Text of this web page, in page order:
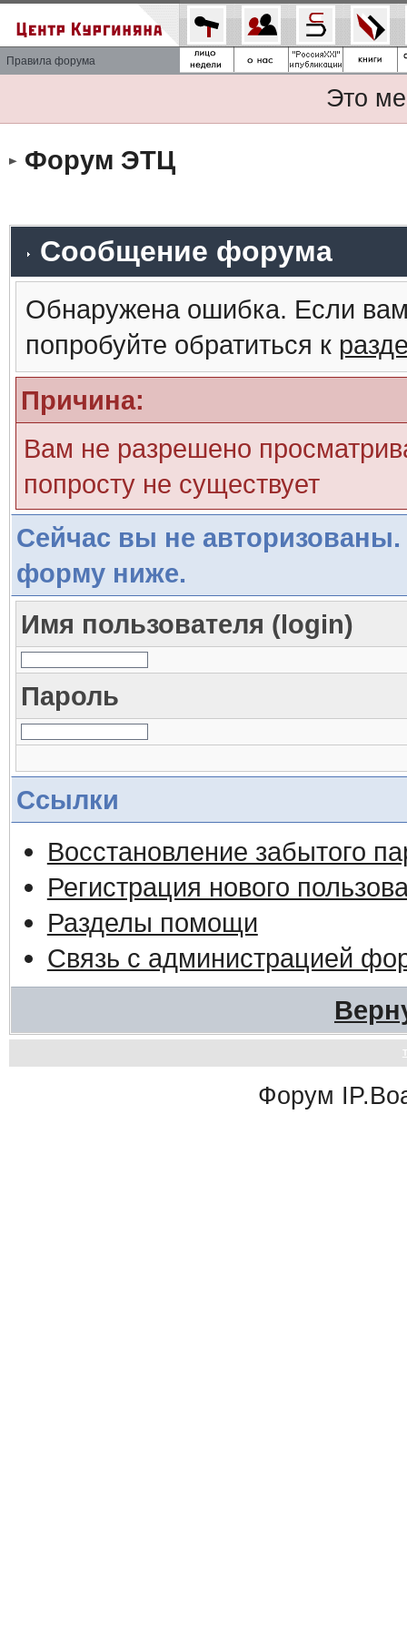
Правила форума
Это
Форум ЭТЦ
Сообщение форума
Обнаружена ошибка. Если
попробуйте обратиться к
Причина:
Вам не разрешено
попросту не существует
Сейчас вы не авторизованы.
форму ниже.
Имя пользователя (login)
Пароль
Ссылки
Восстановление забытого
Регистрация нового
Разделы помощи
Связь с администрацией
Форум